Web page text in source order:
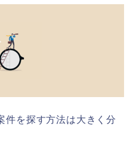
件を探す方法は大きく分